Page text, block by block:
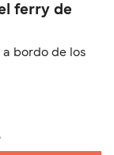
ferry de
bordo de los